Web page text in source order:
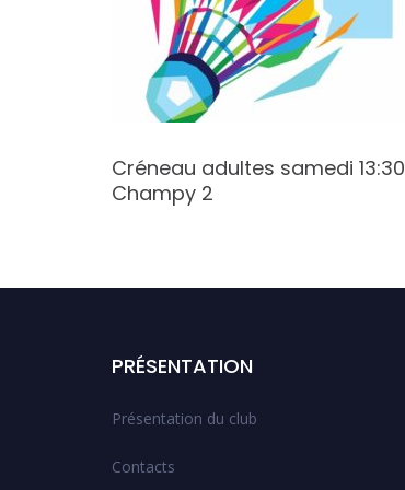
Créneau adultes samedi 13:30
Champy 2
PRÉSENTATION
Présentation du club
Contacts